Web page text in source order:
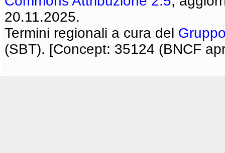
20.11.2025.
Termini regionali a cura del
(SBT). [Concept: 35124 (BNCF